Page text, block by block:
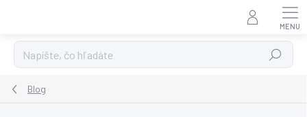
Hľadať
Blog